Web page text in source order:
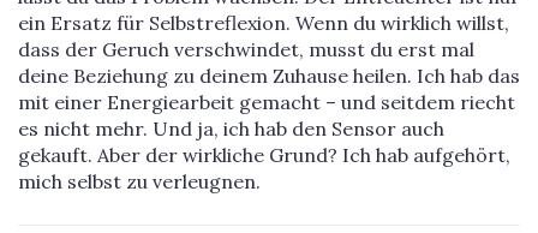
ein Ersatz für Selbstreflexion. Wenn du wirklich willst,
dass der Geruch verschwindet, musst du erst mal
deine Beziehung zu deinem Zuhause heilen. Ich hab das
mit einer Energiearbeit gemacht – und seitdem riecht
es nicht mehr. Und ja, ich hab den Sensor auch
gekauft. Aber der wirkliche Grund? Ich hab aufgehört,
mich selbst zu verleugnen.